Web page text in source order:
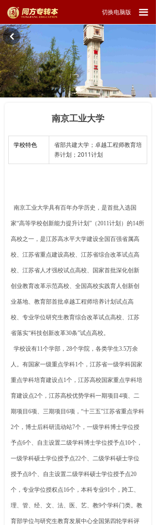
낒
南京工业大学
学校特色
省部共建大学；卓越工程师教育培
养计划；2011计划
南京工业大学具有百年办学历史，是首批入选国
家“高等学校创新能力提升计划”（2011计划）的14所
高校之一，是江苏高水平大学建设全国百强省属高
校、江苏省重点建设高校、江苏省综合改革试点高
校、江苏省人才强校试点高校、国家首批深化创新
创业教育改革示范高校、全国高校实践育人创新创
业基地、教育部首批卓越工程师培养计划试点高
校、专业学位研究生教育综合改革试点高校、江苏
省落实“科技创新改革30条”试点高校。
学校设有11个学部，28个学院，各类学生3.5万余
人。有国家一级重点学科1个，江苏省一级学科国家
重点学科培育建设点1个，江苏高校国家重点学科培
育建设点2个，江苏高校优势学科一期项目4项、二
期项目6项、三期项目6项，“十三五”江苏省重点学科
2个，博士后科研流动站7个，一级学科博士学位授
予点6个、自主设置二级学科博士学位授予点10个，
一级学科硕士学位授予点22个、二级学科硕士学位
授予点8个、自主设置二级学科硕士学位授予点20
个，专业学位授权点16个，本科专业91个，跨工、
理、管、经、文、法、医、艺、教9个学科门类。教
育部学位与研究生教育发展中心全国第四轮学科评
切换电脑版 끀